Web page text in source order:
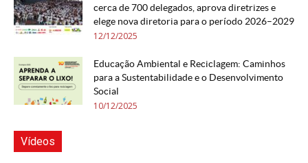
cerca de 700 delegados, aprova diretrizes e
elege nova diretoria para o período 2026–2029
12/12/2025
Educação Ambiental e Reciclagem: Caminhos
para a Sustentabilidade e o Desenvolvimento
Social
10/12/2025
Vídeos